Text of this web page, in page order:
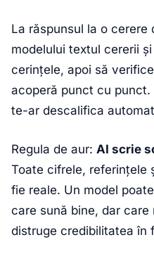
La răspunsul la o cerere
modelului textul cererii
cerințele, apoi să
acoperă punct cu
te-ar descalifica
Regula de aur: AI scrie
Toate cifrele, referințele
fie reale. Un model
care sună bine, dar
distruge credibilitatea în